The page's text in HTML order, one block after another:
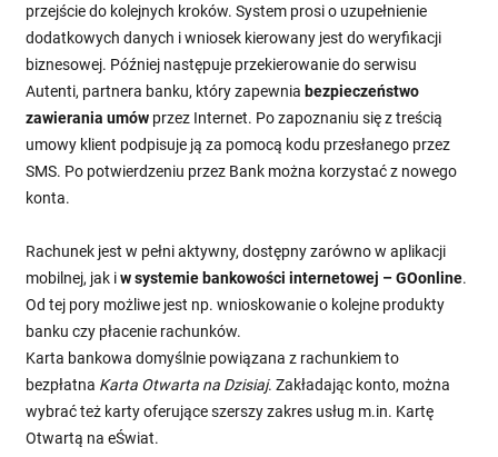
przejście do kolejnych kroków. System prosi o uzupełnienie
dodatkowych danych i wniosek kierowany jest do weryfikacji
biznesowej. Później następuje przekierowanie do serwisu
Autenti, partnera banku, który zapewnia bezpieczeństwo
zawierania umów przez Internet. Po zapoznaniu się z treścią
umowy klient podpisuje ją za pomocą kodu przesłanego przez
SMS. Po potwierdzeniu przez Bank można korzystać z nowego
konta.
Rachunek jest w pełni aktywny, dostępny zarówno w aplikacji
mobilnej, jak iw systemie bankowości internetowej – GOonline.
Od tej pory możliwe jest np. wnioskowanie o kolejne produkty
banku czy płacenie rachunków.
Karta bankowa domyślnie powiązana z rachunkiem to
bezpłatna Karta Otwarta na Dzisiaj. Zakładając konto, można
wybrać też karty oferujące szerszy zakres usług m.in. Kartę
Otwartą na eŚwiat.